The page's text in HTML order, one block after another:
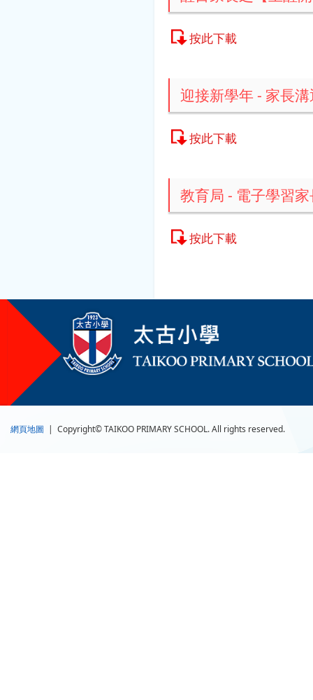
按此下載
迎接新學年 - 家長
按此下載
教育局 - 電子學習
按此下載
網頁地圖 | Copyright© TAIKOO PRIMARY SCHOOL. All rights reserved.